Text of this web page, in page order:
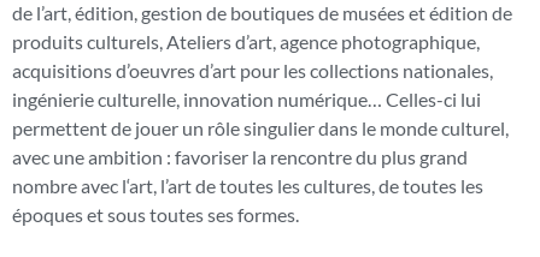
de l’art, édition, gestion de boutiques de musées et édition de
produits culturels, Ateliers d’art, agence photographique,
acquisitions d’oeuvres d’art pour les collections nationales,
ingénierie culturelle, innovation numérique… Celles-ci lui
permettent de jouer un rôle singulier dans le monde culturel,
avec une ambition : favoriser la rencontre du plus grand
nombre avec l‘art, l’art de toutes les cultures, de toutes les
époques et sous toutes ses formes.